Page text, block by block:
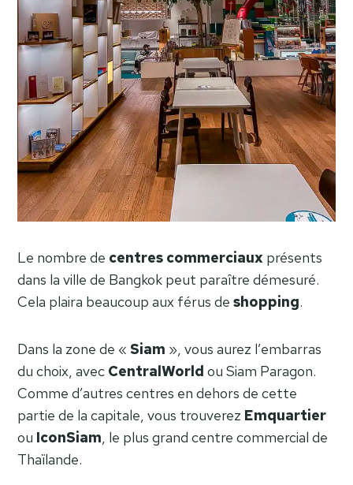
Le nombre de centres commerciaux présents
dans la ville de Bangkok peut paraître démesuré.
Cela plaira beaucoup aux férus de shopping.
Dans la zone de « Siam », vous aurez l’embarras
du choix, avec CentralWorld ou Siam Paragon.
Comme d’autres centres en dehors de cette
partie de la capitale, vous trouverez Emquartier
ou IconSiam, le plus grand centre commercial de
Thaïlande.